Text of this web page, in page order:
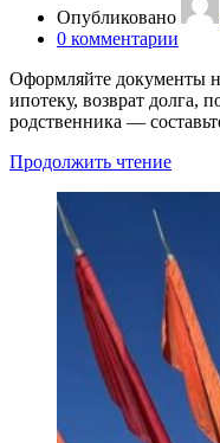
Опубликовано
0 комментарии
Оформляйте документы
ипотеку, возврат долга,
родственника —
Продолжить чтение